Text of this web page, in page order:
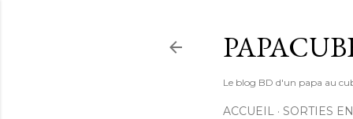
Le blog BD d'un papa au
ACCUEIL SORTIES